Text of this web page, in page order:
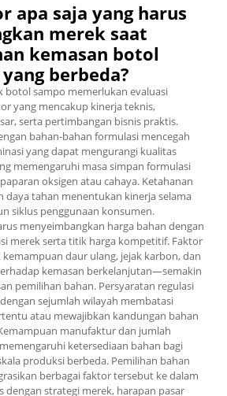
apa saja yang harus
merek saat
kemasan botol
berbeda?
botol sampo memerlukan evaluasi
yang mencakup kinerja teknis,
serta pertimbangan bisnis praktis.
bahan-bahan formulasi mencegah
yang dapat mengurangi kualitas
memengaruhi masa simpan formulasi
oksigen atau cahaya. Ketahanan
tahan menentukan kinerja selama
siklus penggunaan konsumen.
menyeimbangkan harga bahan dengan
merek serta titik harga kompetitif. Faktor
daur ulang, jejak karbon, dan
kemasan berkelanjutan—semakin
pemilihan bahan. Persyaratan regulasi
sejumlah wilayah membatasi
atau mewajibkan kandungan bahan
manufaktur dan jumlah
ketersediaan bahan bagi
produksi berbeda. Pemilihan bahan
berbagai faktor tersebut ke dalam
dengan strategi merek, harapan pasar